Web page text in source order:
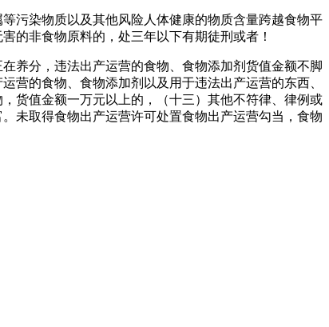
污染物质以及其他风险人体健康的物质含量跨越食物平
的非食物原料的，处三年以下有期徒刑或者！
养分，违法出产运营的食物、食物添加剂货值金额不脚
营的食物、食物添加剂以及用于违法出产运营的东西、
货值金额一万元以上的，（十三）其他不符律、律例或
未取得食物出产运营许可处置食物出产运营勾当，食物